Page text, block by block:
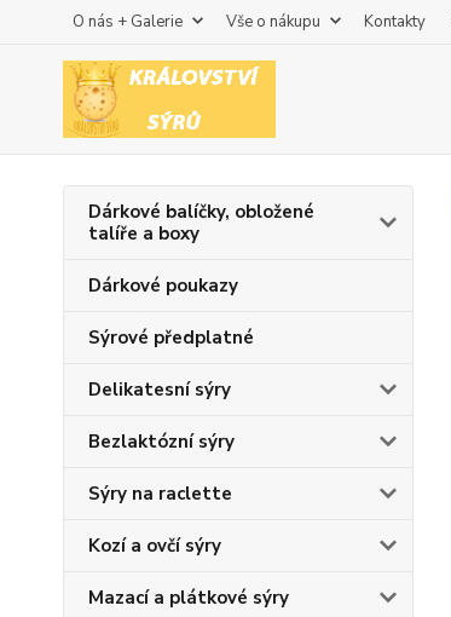
O nás + Galerie Vše o nákupu Kontakty
Dárkové balíčky, obložené
talíře a boxy
Dárkové poukazy
Sýrové předplatné
Delikatesní sýry
Bezlaktózní sýry
Sýry na raclette
Kozí a ovčí sýry
Mazací a plátkové sýry